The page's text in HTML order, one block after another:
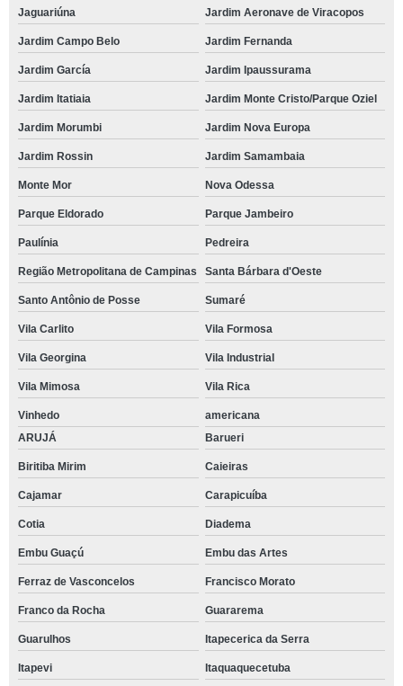
Jaguariúna Jardim Aeronave de Viracopos
Jardim Campo Belo Jardim Fernanda
Jardim García Jardim Ipaussurama
Jardim Itatiaia Jardim Monte Cristo/Parque Oziel
Jardim Morumbi Jardim Nova Europa
Jardim Rossin Jardim Samambaia
Monte Mor Nova Odessa
Parque Eldorado Parque Jambeiro
Paulínia Pedreira
Região Metropolitana de Campinas Santa Bárbara d'Oeste
Santo Antônio de Posse Sumaré
Vila Carlito Vila Formosa
Vila Georgina Vila Industrial
Vila Mimosa Vila Rica
Vinhedo
americana
ARUJÁ
Barueri
Biritiba Mirim Caieiras
Cajamar Carapicuíba
Cotia Diadema
Embu Guaçú Embu das Artes
Ferraz de Vasconcelos Francisco Morato
Franco da Rocha Guararema
Guarulhos Itapecerica da Serra
Itapevi Itaquaquecetuba